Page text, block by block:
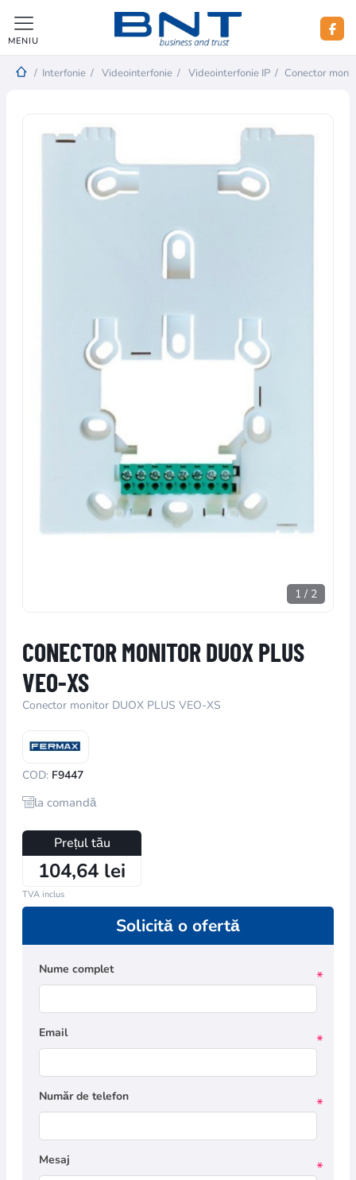
MENIU
/ Interfonie / Videointerfonie / Videointerfonie IP / Conector
1 / 2
CONECTOR MONITOR DUOX PLUS
VEO-XS
Conector monitor DUOX PLUS VEO-XS
COD: F9447
la comandă
Prețul tău
104,64 lei
TVA inclus
Solicită o ofertă
Nume complet *
Email *
Număr de telefon *
Mesaj *